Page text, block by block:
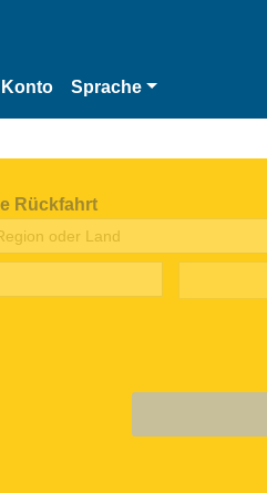
Konto Sprache
Rückfahrt